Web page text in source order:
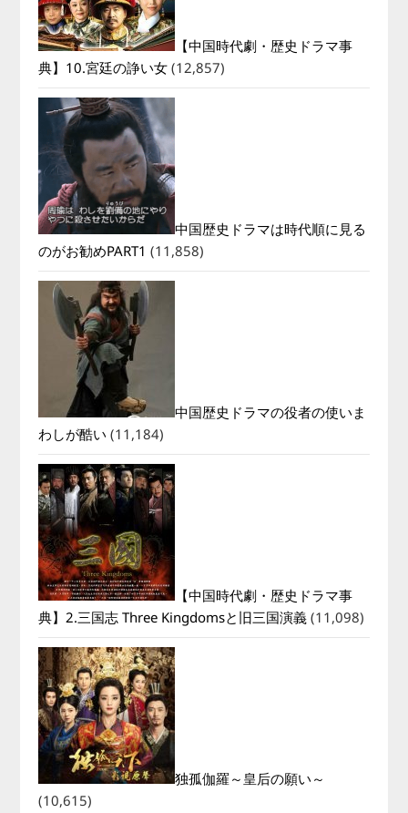
【中国時代劇・歴史ドラマ事
典】10.宮廷の諍い女 (12,857)
中国歴史ドラマは時代順に見る
のがお勧めPART1 (11,858)
中国歴史ドラマの役者の使いま
わしが酷い (11,184)
【中国時代劇・歴史ドラマ事
典】2.三国志 Three Kingdomsと旧三国演義 (11,098)
独孤伽羅～皇后の願い～
(10,615)